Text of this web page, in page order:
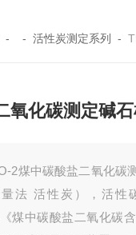
- -活性炭测定系列 -
氧化碳测定碱
2煤中碳酸盐二氧化碳
法 活性炭），活性
煤中碳酸盐二氧化碳